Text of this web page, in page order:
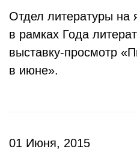
Отдел литературы на
в рамках Года
выставку-просмотр
в июне».
01 Июня, 2015